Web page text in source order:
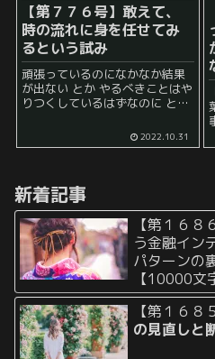
【第７７６号】敢えて、
時の流れに身を任せてみ
るという試み
頑張っているのになかなか結果
が出ない とか やるべきことはや
りつくしているはずなのに と感
に、普段から頑張って物事に取
り組んでいる人ほど、 「こんな
2022.10.31
新着記事
【第１６
う金融イン
パターンの
【10000文
【第１６８
の見直しと